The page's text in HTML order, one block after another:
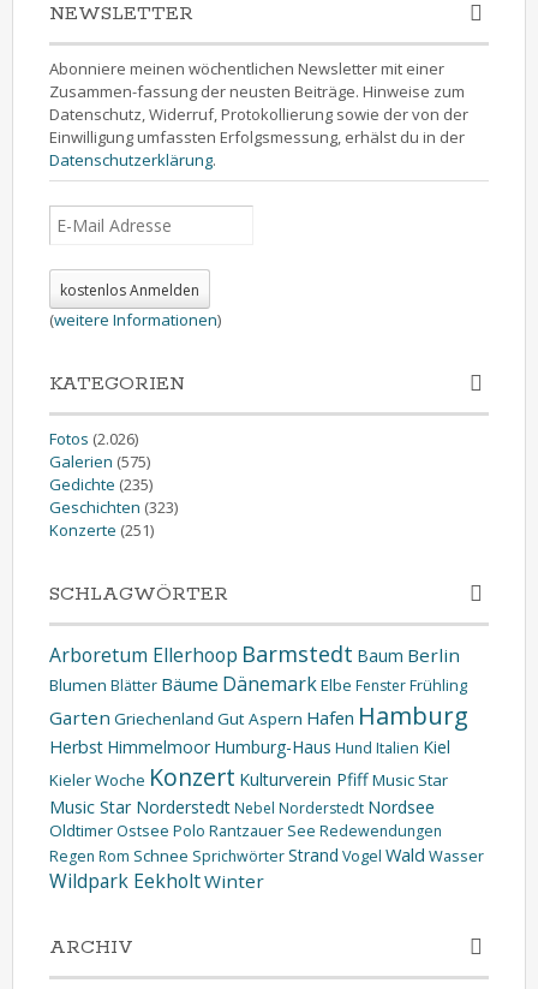
NEWSLETTER
Abonniere meinen wöchentlichen Newsletter mit einer
Zusammen-fassung der neusten Beiträge. Hinweise zum
Datenschutz, Widerruf, Protokollierung sowie der von der
Einwilligung umfassten Erfolgsmessung, erhälst du in der
Datenschutzerklärung.
(weitere Informationen)
KATEGORIEN
Fotos (2.026)
Galerien (575)
Gedichte (235)
Geschichten (323)
Konzerte (251)
SCHLAGWÖRTER
Arboretum Ellerhoop Barmstedt Baum Berlin
Blumen Blätter Bäume DänemarkElbe FensterFrühling
Garten Griechenland Gut Aspern Hafen Hamburg
Herbst Himmelmoor Humburg-Haus Hund Italien Kiel
Kieler Woche Konzert Kulturverein PfiffMusic Star
Music Star Norderstedt Nebel Norderstedt Nordsee
OldtimerOstsee Polo Rantzauer See Redewendungen
Regen Rom Schnee SprichwörterStrand Vogel Wald Wasser
Wildpark EekholtWinter
ARCHIV